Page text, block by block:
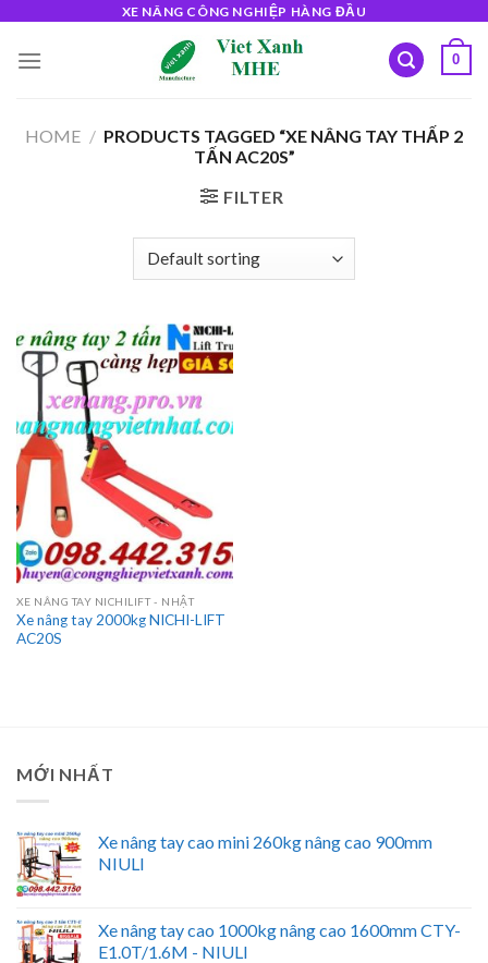
content
XE NÂNG CÔNG NGHIỆP HÀNG ĐẦU
0
HOME / PRODUCTS TAGGED “XE NÂNG TAY THẤP 2
TẤN AC20S”
FILTER
XE NÂNG TAY NICHILIFT - NHẬT
Xe nâng tay 2000kg NICHI-LIFT
AC20S
MỚI NHẤT
Xe nâng tay cao mini 260kg nâng cao 900mm
NIULI
Xe nâng tay cao 1000kg nâng cao 1600mm CTY-
E1.0T/1.6M - NIULI